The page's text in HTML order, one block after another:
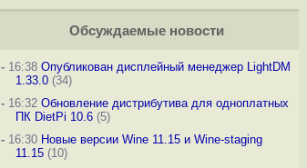
Обсуждаемые новости
-16:38 Опубликован дисплейный менеджер LightDM
1.33.0(34)
-16:32 Обновление дистрибутива для одноплатных
ПК DietPi 10.6(5)
-16:30 Новые версии Wine 11.15 и Wine-staging
11.15(10)